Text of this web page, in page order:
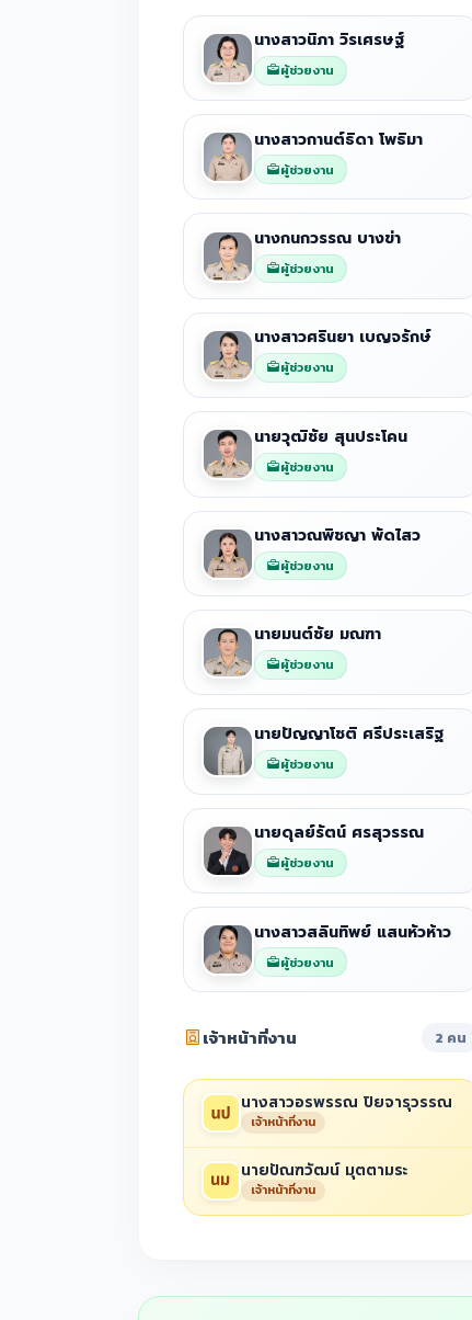
นางสาวนิภา วิรเศรษฐ์
ผู้ช่วยงาน
นางสาวกานต์ธิดา โพธิมา
ผู้ช่วยงาน
นางกนกวรรณ บางข่า
ผู้ช่วยงาน
นางสาวศรินยา เบญจรักษ์
ผู้ช่วยงาน
นายวุฒิชัย สุนประโคน
ผู้ช่วยงาน
นางสาวณพิชญา พัดไสว
ผู้ช่วยงาน
นายมนต์ชัย มณฑา
ผู้ช่วยงาน
นายปัญญาโชติ ศรีประเสริฐ
ผู้ช่วยงาน
นายดุลย์รัตน์ ศรสุวรรณ
ผู้ช่วยงาน
นางสาวสลินทิพย์ แสนหัวห้าว
ผู้ช่วยงาน
เจ้าหน้าที่งาน 2 คน
นางสาวอรพรรณ ปิยจารุวรรณ
เจ้าหน้าที่งาน
นายปัณฑวัฒน์ มุตตามระ
เจ้าหน้าที่งาน